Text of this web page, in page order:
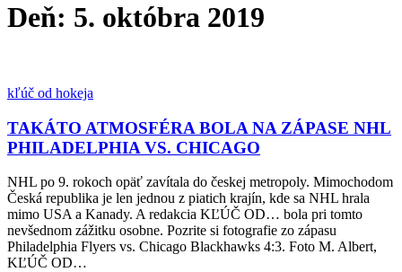
Deň: 5. októbra 2019
kľúč od hokeja
TAKÁTO ATMOSFÉRA BOLA NA ZÁPASE NHL
PHILADELPHIA VS. CHICAGO
NHL po 9. rokoch opäť zavítala do českej metropoly. Mimochodom
Česká republika je len jednou z piatich krajín, kde sa NHL hrala
mimo USA a Kanady. A redakcia KĽÚČ OD… bola pri tomto
nevšednom zážitku osobne. Pozrite si fotografie zo zápasu
Philadelphia Flyers vs. Chicago Blackhawks 4:3. Foto M. Albert,
KĽÚČ OD…